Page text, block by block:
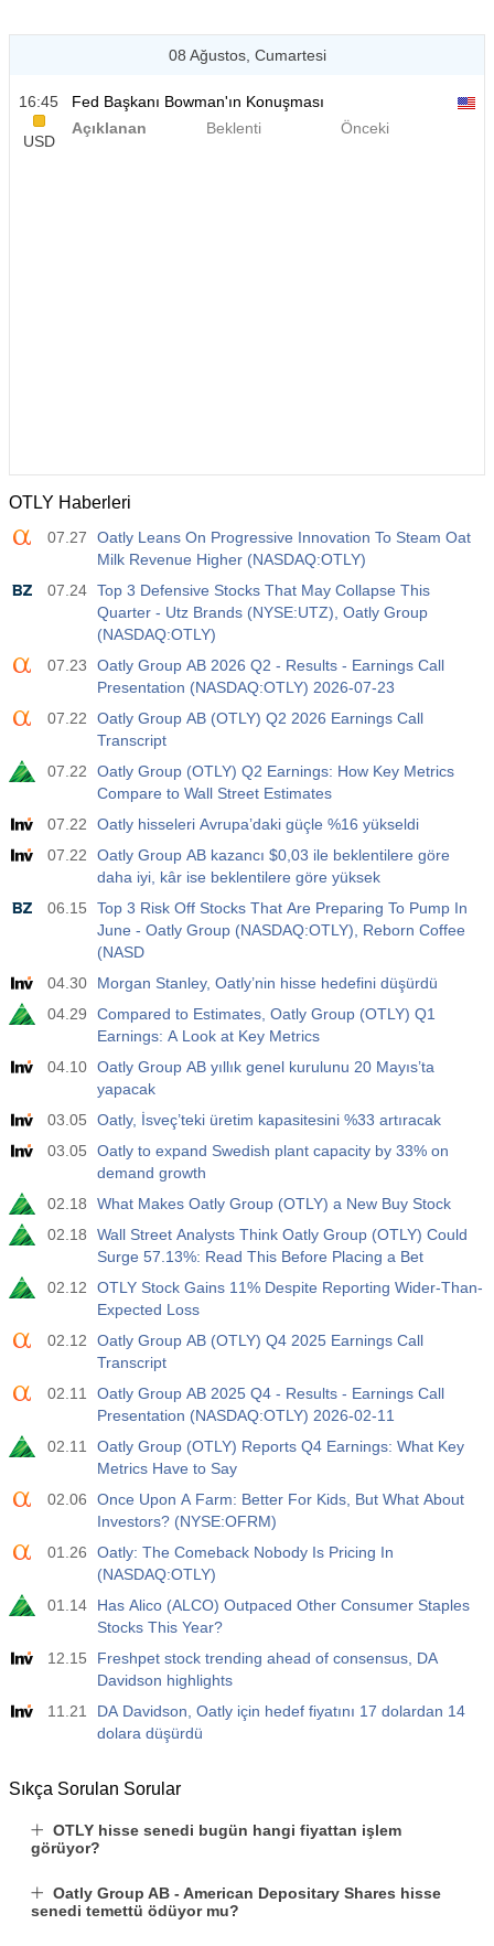
08 Ağustos, Cumartesi
16:45
USD
Fed Başkanı Bowman'ın Konuşması
Açıklanan
Beklenti Önceki
OTLY Haberleri
07.27
Oatly Leans On Progressive Innovation To Steam Oat
Milk Revenue Higher (NASDAQ:OTLY)
07.24 Top 3 Defensive Stocks That May Collapse This
Quarter - Utz Brands (NYSE:UTZ), Oatly Group
(NASDAQ:OTLY)
07.23
Oatly Group AB 2026 Q2 - Results - Earnings Call
Presentation (NASDAQ:OTLY) 2026-07-23
07.22
Oatly Group AB (OTLY) Q2 2026 Earnings Call
Transcript
07.22
Oatly Group (OTLY) Q2 Earnings: How Key Metrics
Compare to Wall Street Estimates
07.22
Oatly hisseleri Avrupa’daki güçle %16 yükseldi
07.22
Oatly Group AB kazancı $0,03 ile beklentilere göre
daha iyi, kâr ise beklentilere göre yüksek
06.15
Top 3 Risk Off Stocks That Are Preparing To Pump In
June - Oatly Group (NASDAQ:OTLY), Reborn Coffee
(NASD
04.30
Morgan Stanley, Oatly’nin hisse hedefini düşürdü
04.29
Compared to Estimates, Oatly Group (OTLY) Q1
Earnings: A Look at Key Metrics
04.10 Oatly Group AB yıllık genel kurulunu 20 Mayıs’ta
yapacak
03.05
Oatly, İsveç’teki üretim kapasitesini %33 artıracak
03.05
Oatly to expand Swedish plant capacity by 33% on
demand growth
02.18
What Makes Oatly Group (OTLY) a New Buy Stock
02.18
Wall Street Analysts Think Oatly Group (OTLY) Could
Surge 57.13%: Read This Before Placing a Bet
02.12
OTLY Stock Gains 11% Despite Reporting Wider-Than-
Expected Loss
02.12
Oatly Group AB (OTLY) Q4 2025 Earnings Call
Transcript
02.11
Oatly Group AB 2025 Q4 - Results - Earnings Call
Presentation (NASDAQ:OTLY) 2026-02-11
02.11
Oatly Group (OTLY) Reports Q4 Earnings: What Key
Metrics Have to Say
02.06
Once Upon A Farm: Better For Kids, But What About
Investors? (NYSE:OFRM)
01.26
Oatly: The Comeback Nobody Is Pricing In
(NASDAQ:OTLY)
01.14
Has Alico (ALCO) Outpaced Other Consumer Staples
Stocks This Year?
12.15
Freshpet stock trending ahead of consensus, DA
Davidson highlights
11.21
DA Davidson, Oatly için hedef fiyatını 17 dolardan 14
dolara düşürdü
Sıkça Sorulan Sorular
OTLY hisse senedi bugün hangi fiyattan işlem
görüyor?
Oatly Group AB - American Depositary Shares hisse
senedi temettü ödüyor mu?